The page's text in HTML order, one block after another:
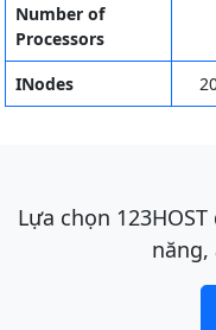
Number of
Processors
INodes
Lựa chọn